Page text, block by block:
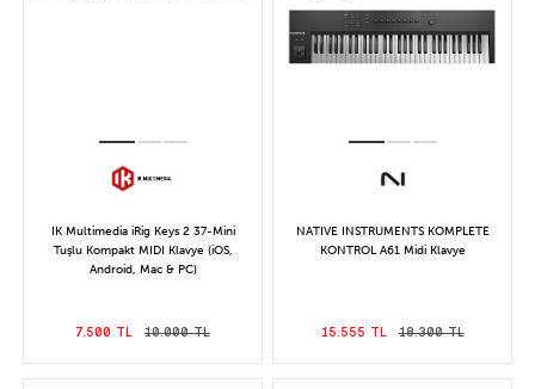
IK Multimedia iRig Keys 2 37-Mini
Tuşlu Kompakt MIDI Klavye (iOS,
Android, Mac & PC)
7.500 TL 10.000 TL
NATIVE INSTRUMENTS KOMPLETE
KONTROL A61 Midi Klavye
15.555 TL 18.300 TL